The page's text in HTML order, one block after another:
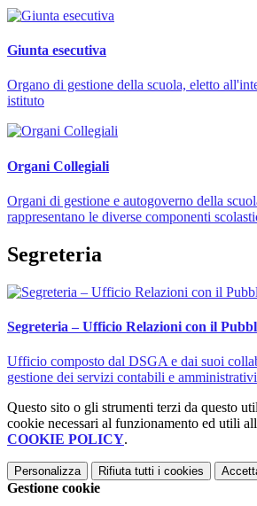
Giunta esecutiva
Organo di gestione della scuola, eletto
istituto
Organi Collegiali
Organi di gestione e autogoverno della
rappresentano le diverse componenti
Segreteria
Segreteria – Ufficio Relazioni con il
Ufficio composto dal DSGA e dai suoi
gestione dei servizi contabili e
Questo sito o gli strumenti terzi da questo
cookie necessari al funzionamento ed utili
COOKIE POLICY.
Personalizza Rifiuta tutti i cookies
Gestione cookie